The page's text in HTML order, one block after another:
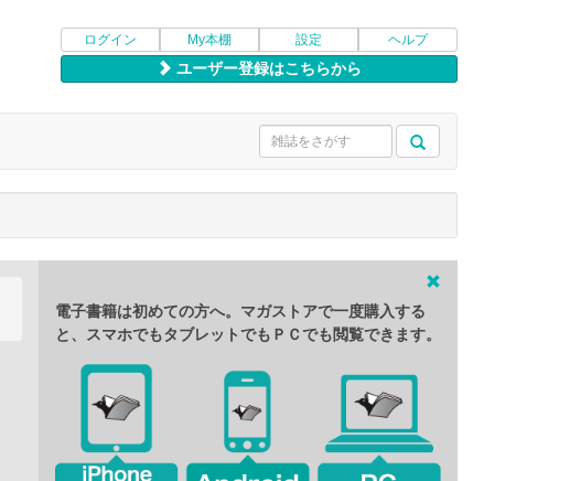
ログイン My本棚 設定 ヘルプ
ユーザー登録はこちらから
電子書籍は初めての方へ。マガストアで一度購入する
と、スマホでもタブレットでもＰＣでも閲覧できます。